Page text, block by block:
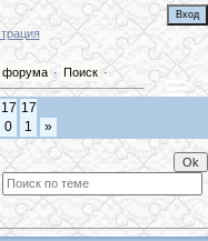
форума · Поиск·
17
0
17
1
»